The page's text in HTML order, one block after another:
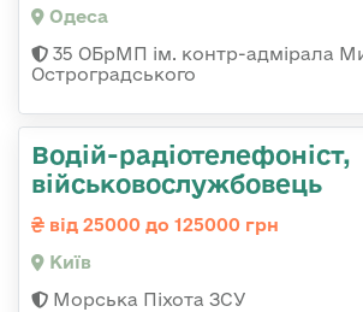
Одеса
35 ОБрМП ім. контр-адмірала
Остроградського
Водій-радіотелефоніст,
військовослужбовець
від 25000 до 125000 грн
Київ
Морська Піхота ЗСУ